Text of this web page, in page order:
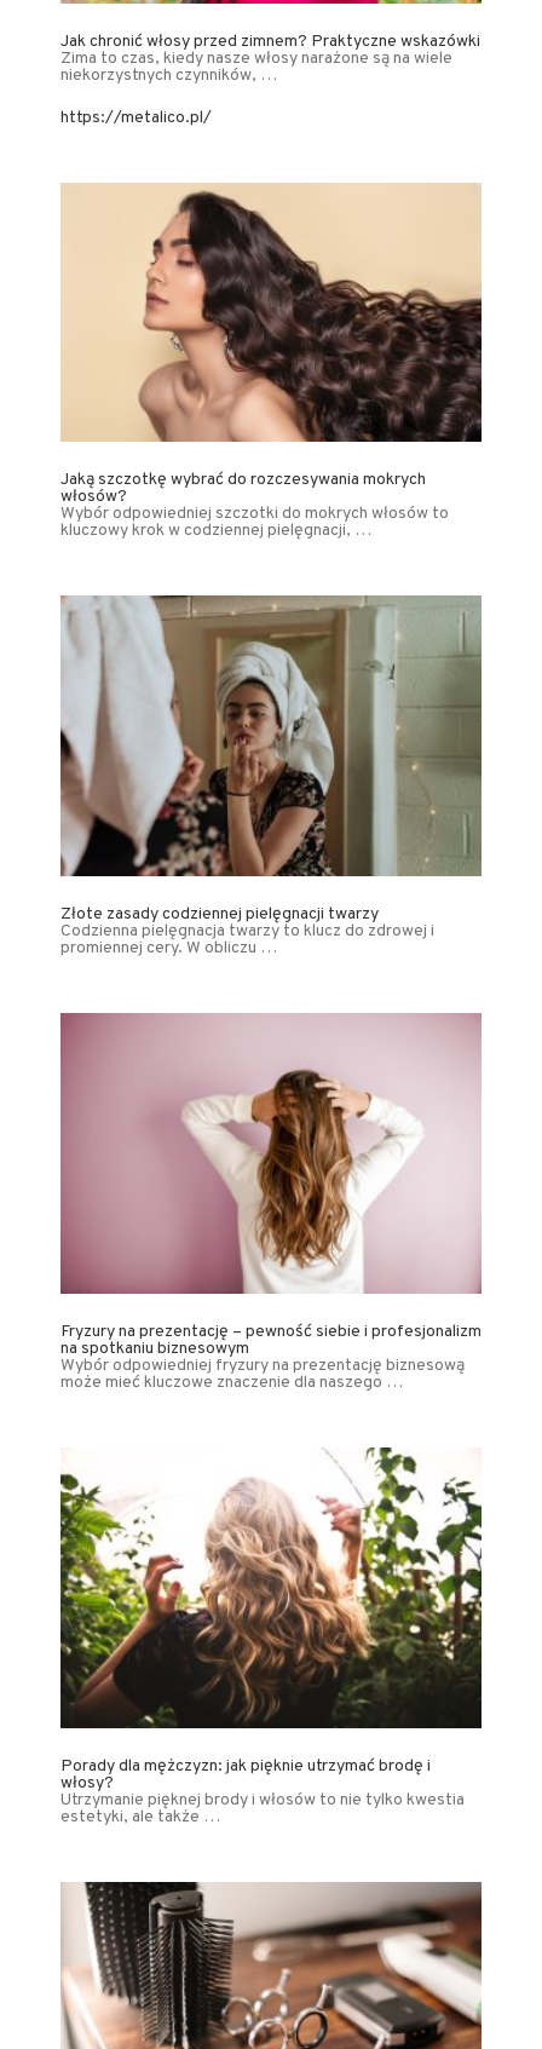
Jak chronić włosy przed zimnem? Praktyczne wskazówki
Zima to czas, kiedy nasze włosy narażone są na wiele
niekorzystnych czynników, …
https://metalico.pl/
Jaką szczotkę wybrać do rozczesywania mokrych
włosów?
Wybór odpowiedniej szczotki do mokrych włosów to
kluczowy krok w codziennej pielęgnacji, …
Złote zasady codziennej pielęgnacji twarzy
Codzienna pielęgnacja twarzy to klucz do zdrowej i
promiennej cery. W obliczu …
Fryzury na prezentację – pewność siebie i profesjonalizm
na spotkaniu biznesowym
Wybór odpowiedniej fryzury na prezentację biznesową
może mieć kluczowe znaczenie dla naszego …
Porady dla mężczyzn: jak pięknie utrzymać brodę i
włosy?
Utrzymanie pięknej brody i włosów to nie tylko kwestia
estetyki, ale także …